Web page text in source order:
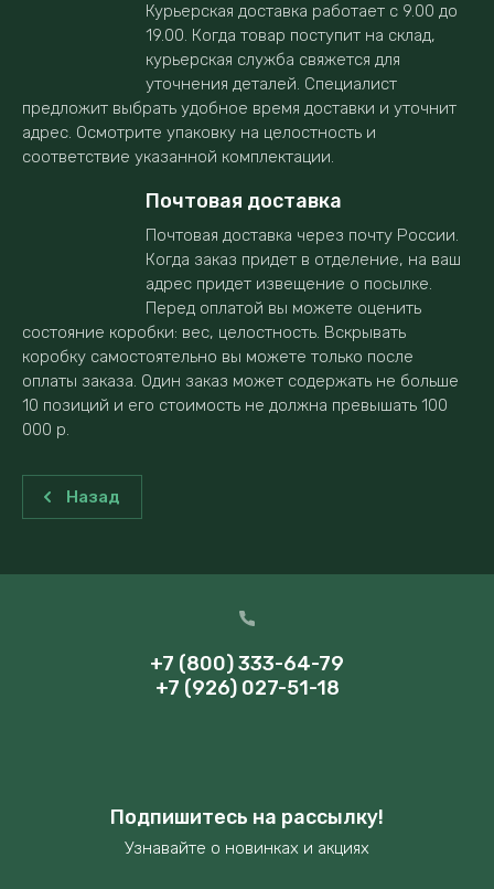
Курьерская доставка работает с 9.00 до
19.00. Когда товар поступит на склад,
курьерская служба свяжется для
уточнения деталей. Специалист
предложит выбрать удобное время доставки и уточнит
адрес. Осмотрите упаковку на целостность и
соответствие указанной комплектации.
Почтовая доставка
Почтовая доставка через почту России.
Когда заказ придет в отделение, на ваш
адрес придет извещение о посылке.
Перед оплатой вы можете оценить
состояние коробки: вес, целостность. Вскрывать
коробку самостоятельно вы можете только после
оплаты заказа. Один заказ может содержать не больше
10 позиций и его стоимость не должна превышать 100
000 р.
Назад
+7 (800) 333-64-79
+7 (926) 027-51-18
Подпишитесь на рассылку!
Узнавайте о новинках и акциях